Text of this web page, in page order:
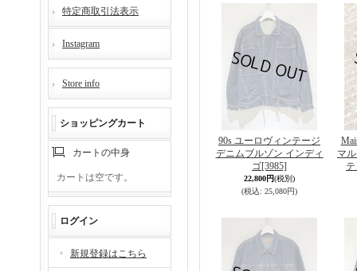
特定商取引法表示
Instagram
Store info
ショッピングカート
カートの中身
カートは空です。
ログイン
新規登録はこちら
90s ユーロヴィンテージ
デニムブルゾン インディ
ゴ[3985]
22,800円(税別)
(税込: 25,080円)
マ